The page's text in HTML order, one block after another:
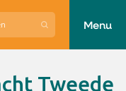
Menu